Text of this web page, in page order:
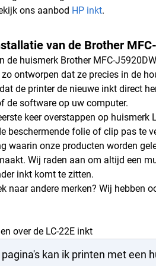
ons aanbod HP inkt.
van de Brother
de huismerk Brother MFC-
ontworpen dat ze precies in de
de printer de nieuwe inkt direct
de software op uw computer.
keer overstappen op
beschermende folie of clip pas te
waarin onze producten worden
Wij raden aan om altijd een
inkt komt te zitten.
naar andere merken? Wij hebben
over de LC-22E inkt
kan ik printen met een